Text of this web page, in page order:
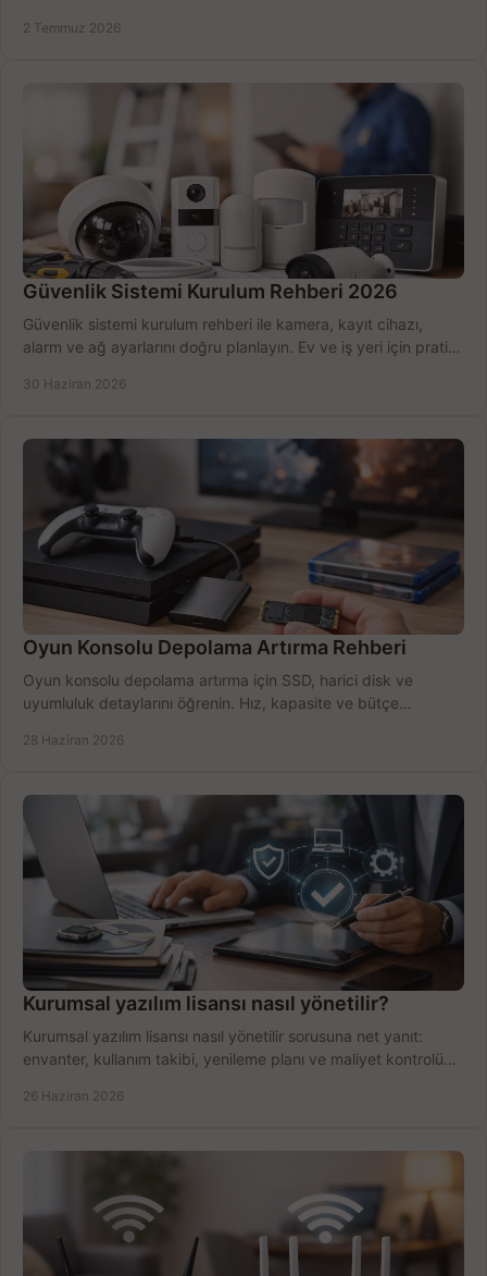
2 Temmuz 2026
Güvenlik Sistemi Kurulum Rehberi 2026
Güvenlik sistemi kurulum rehberi ile kamera, kayıt cihazı,
alarm ve ağ ayarlarını doğru planlayın. Ev ve iş yeri için pratik
30 Haziran 2026
Oyun Konsolu Depolama Artırma Rehberi
Oyun konsolu depolama artırma için SSD, harici disk ve
uyumluluk detaylarını öğrenin. Hız, kapasite ve bütçe
28 Haziran 2026
Kurumsal yazılım lisansı nasıl yönetilir?
Kurumsal yazılım lisansı nasıl yönetilir sorusuna net yanıt:
envanter, kullanım takibi, yenileme planı ve maliyet kontrolü
26 Haziran 2026